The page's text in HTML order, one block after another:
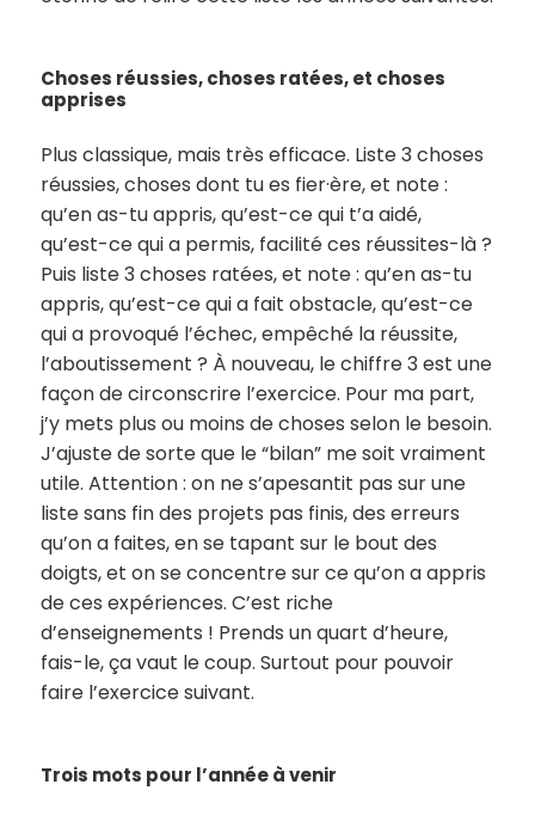
Choses réussies, choses ratées, et choses
apprises
Plus classique, mais très efficace. Liste 3 choses
réussies, choses dont tu es fier·ère, et note :
qu’en as-tu appris, qu’est-ce qui t’a aidé,
qu’est-ce qui a permis, facilité ces réussites-là ?
Puis liste 3 choses ratées, et note : qu’en as-tu
appris, qu’est-ce qui a fait obstacle, qu’est-ce
qui a provoqué l’échec, empêché la réussite,
l’aboutissement ? À nouveau, le chiffre 3 est une
façon de circonscrire l’exercice. Pour ma part,
j’y mets plus ou moins de choses selon le besoin.
J’ajuste de sorte que le “bilan” me soit vraiment
utile. Attention : on ne s’apesantit pas sur une
liste sans fin des projets pas finis, des erreurs
qu’on a faites, en se tapant sur le bout des
doigts, et on se concentre sur ce qu’on a appris
de ces expériences. C’est riche
d’enseignements ! Prends un quart d’heure,
fais-le, ça vaut le coup. Surtout pour pouvoir
faire l’exercice suivant.
Trois mots pour l’année à venir